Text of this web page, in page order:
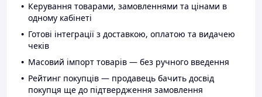
Керування товарами, замовленнями та цінами в
одному кабінеті
Готові інтеграції з доставкою, оплатою та видачею
чеків
Масовий імпорт товарів — без ручного введення
Рейтинг покупців — продавець бачить досвід
покупця ще до підтвердження замовлення